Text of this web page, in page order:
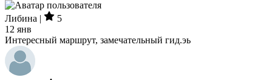
Либина |
5
12 янв
Интересный маршрут, замечательный гид.эь